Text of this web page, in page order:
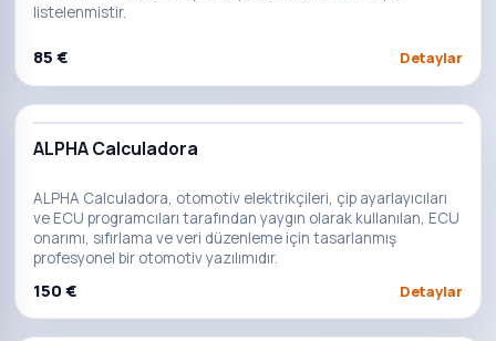
listelenmistir.
85 € Detaylar
ALPHA Calculadora
ALPHA Calculadora, otomotiv elektrikçileri, çip ayarlayıcıları
ve ECU programcıları tarafından yaygın olarak kullanılan, ECU
onarımı, sıfırlama ve veri düzenleme için tasarlanmış
profesyonel bir otomotiv yazılımıdır.
150 € Detaylar